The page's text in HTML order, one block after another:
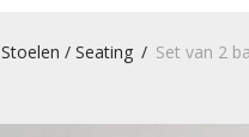
Stoelen / Seating / Set van 2